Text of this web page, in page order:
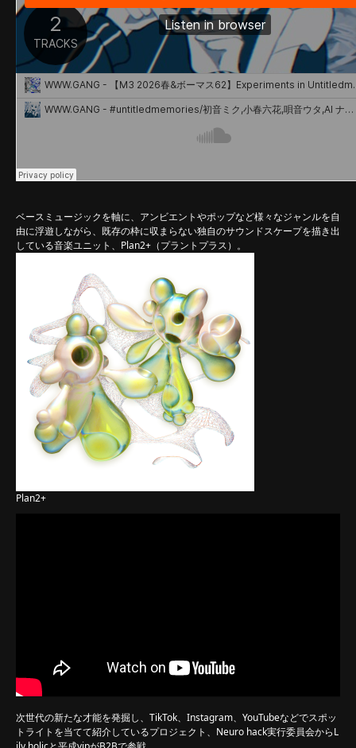
ベースミュージックを軸に、アンビエントやポップなど様々なジャンルを自
由に浮遊しながら、既存の枠に収まらない独自のサウンドスケープを描き出
している音楽ユニット、Plan2+（プラントプラス）。
Plan2+
次世代の新たな才能を発掘し、TikTok、Instagram、YouTubeなどでスポッ
トライトを当てて紹介しているプロジェクト、Neuro hack実行委員会からL